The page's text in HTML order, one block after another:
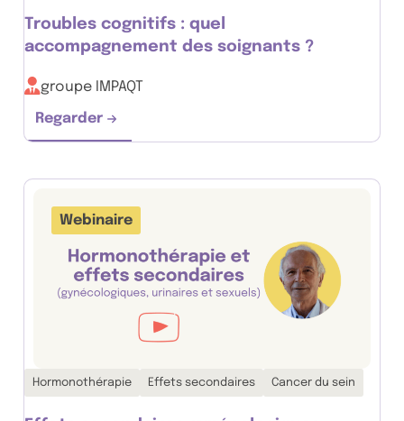
Troubles cognitifs : quel
accompagnement des soignants ?
groupe IMPAQT
Regarder
Troubles cognitifs : quel accompagnement
Webinaire
Thématiques associées :
Hormonothérapie Effets secondaires Cancer du sein